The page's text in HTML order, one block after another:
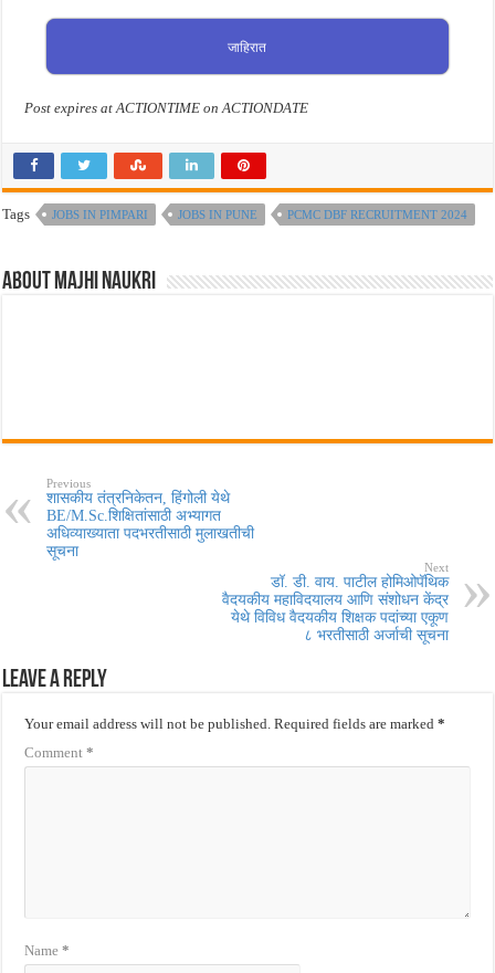
जाहिरात
Post expires at ACTIONTIME on ACTIONDATE
Tags JOBS IN PIMPARI JOBS IN PUNE PCMC DBF RECRUITMENT 2024
About Majhi Naukri
Previous
शासकीय तंत्रनिकेतन, हिंगोली येथे
BE/M.Sc.शिक्षितांसाठी अभ्यागत
अधिव्याख्याता पदभरतीसाठी मुलाखतीची
सूचना
Next
डॉ. डी. वाय. पाटील होमिओपॅथिक
वैदयकीय महाविदयालय आणि संशोधन केंद्र
येथे विविध वैदयकीय शिक्षक पदांच्या एकूण
८ भरतीसाठी अर्जाची सूचना
Leave a Reply
Your email address will not be published. Required fields are marked*
Comment*
Name*